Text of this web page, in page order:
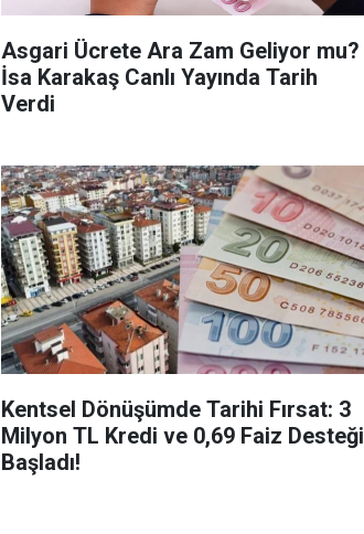
Asgari Ücrete Ara Zam Geliyor mu?
İsa Karakaş Canlı Yayında Tarih
Verdi
Kentsel Dönüşümde Tarihi Fırsat: 3
Milyon TL Kredi ve 0,69 Faiz Desteği
Başladı!